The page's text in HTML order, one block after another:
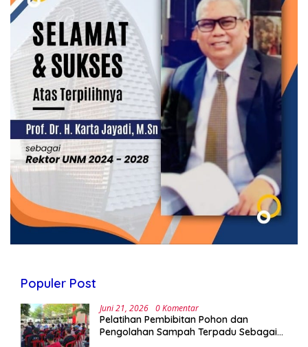
Populer Post
Juni 21, 2026 0 Komentar
Pelatihan Pembibitan Pohon dan
Pengolahan Sampah Terpadu Sebagai